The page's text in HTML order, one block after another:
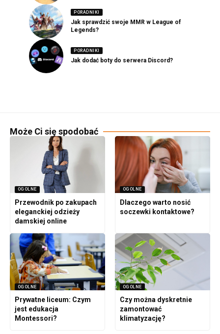
PORADNIKI
Jak sprawdzić swoje MMR w League of
Legends?
PORADNIKI
Jak dodać boty do serwera Discord?
Może Ci się spodobać
OGOLNE
Przewodnik po zakupach
eleganckiej odzieży
damskiej online
OGOLNE
Dlaczego warto nosić
soczewki kontaktowe?
OGOLNE
Prywatne liceum: Czym
jest edukacja
Montessori?
OGOLNE
Czy można dyskretnie
zamontować
klimatyzację?